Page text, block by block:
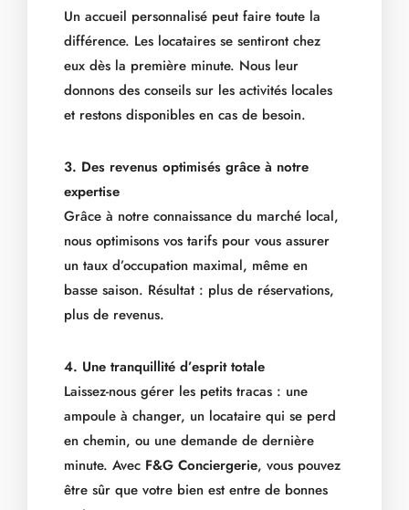
Un accueil personnalisé peut faire toute la
différence. Les locataires se sentiront chez
eux dès la première minute. Nous leur
donnons des conseils sur les activités locales
et restons disponibles en cas de besoin.
3. Des revenus optimisés grâce à notre
expertise
Grâce à notre connaissance du marché local,
nous optimisons vos tarifs pour vous assurer
un taux d’occupation maximal, même en
basse saison. Résultat : plus de réservations,
plus de revenus.
4. Une tranquillité d’esprit totale
Laissez-nous gérer les petits tracas : une
ampoule à changer, un locataire qui se perd
en chemin, ou une demande de dernière
minute. Avec F&G Conciergerie, vous pouvez
être sûr que votre bien est entre de bonnes